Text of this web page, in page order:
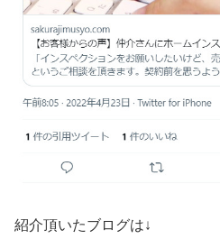
紹介頂いたブログは↓